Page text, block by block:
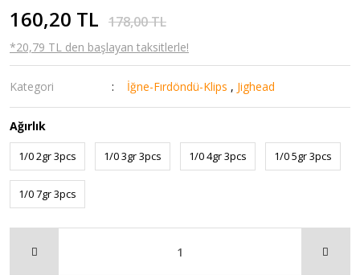
160,20 TL 178,00 TL
*20,79 TL den başlayan taksitlerle!
Kategori İğne-Fırdöndü-Klips , Jighead
Ağırlık
1/0 2gr 3pcs 1/0 3gr 3pcs 1/0 4gr 3pcs 1/0 5gr 3pcs
1/0 7gr 3pcs